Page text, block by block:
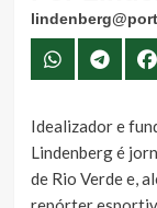
Idealizador e
Lindenberg é
de Rio Verde e,